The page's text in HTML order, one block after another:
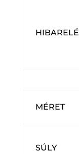
HIBARELÉ
MÉRET
SÚLY